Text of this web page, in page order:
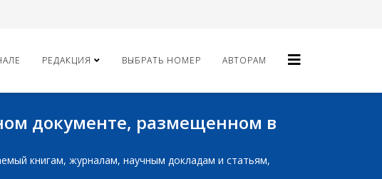
РЕДАКЦИЯ ВЫБРАТЬ НОМЕР АВТОРАМ
документе, размещенном в
книгам, журналам, научным докладам и статьям,